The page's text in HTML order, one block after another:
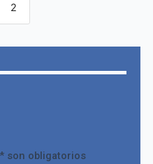
2
son obligatorios